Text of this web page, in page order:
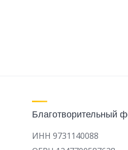
Благотворительный
ИНН 9731140088